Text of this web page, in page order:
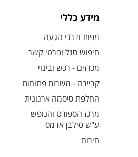
מידע כללי
מפות ודרכי הגעה
חיפוש סגל ופרטי קשר
מכרזים - רכש ובינוי
קריירה - משרות פתוחות
החלפת סיסמה ארגונית
מרכז הספורט והנופש
ע"ש סילבן אדמס
חירום